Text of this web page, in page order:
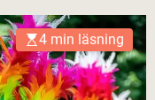
4 min läsning